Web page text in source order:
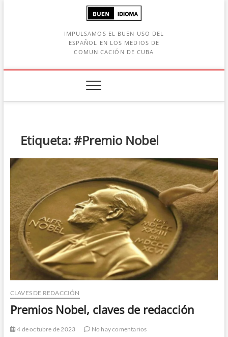
IMPULSAMOS EL BUEN USO DEL
ESPAÑOL EN LOS MEDIOS DE
COMUNICACIÓN DE CUBA
Etiqueta:#Premio Nobel
CLAVES DE REDACCIÓN
Premios Nobel, claves de redacción
4 de octubre de 2023
No hay comentarios